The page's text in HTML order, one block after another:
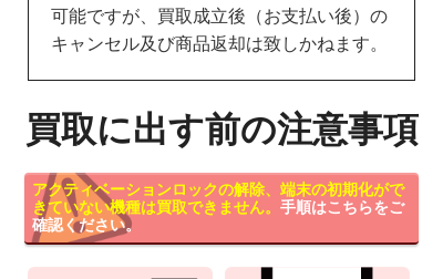
可能ですが、買取成立後（お支払い後）の
キャンセル及び商品返却は致しかねます。
買取に出す前の注意事項
アクティベーションロックの解除、端末の初期化がで
きていない機種は買取できません。 手順はこちらをご
確認ください。